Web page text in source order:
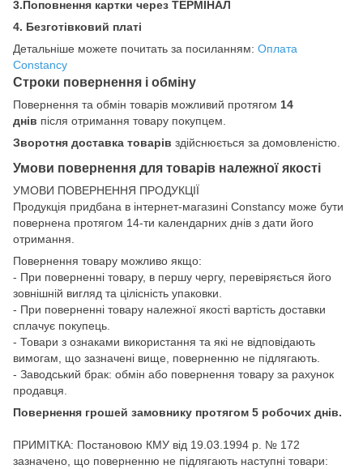
3.Поповнення картки через ТЕРМІНАЛ
4. Безготівковий платі
Детальніше можете почитать за посиланням: Оплата
Constancy
Строки повернення і обміну
Повернення та обмін товарів можливий протягом 14
днів після отримання товару покупцем.
Зворотня доставка товарів здійснюється за домовленістю.
Умови повернення для товарів належної якості
УМОВИ ПОВЕРНЕННЯ ПРОДУКЦІЇ
Продукція придбана в інтернет-магазині Constancy може бути
повернена протягом 14-ти календарних днів з дати його
отримання.
Повернення товару можливо якщо:
- При поверненні товару, в першу чергу, перевіряється його
зовнішній вигляд та цілісність упаковки.
- При поверненні товару належної якості вартість доставки
сплачує покупець.
- Товари з ознаками використання та які не відповідають
вимогам, що зазначені вище, поверненню не підлягають.
- Заводський брак: обмін або повернення товару за рахунок
продавця.
Повернення грошей замовнику протягом 5 робочих днів.
ПРИМІТКА: Постановою КМУ від 19.03.1994 р. № 172
зазначено, що поверненню не підлягають наступні товари: